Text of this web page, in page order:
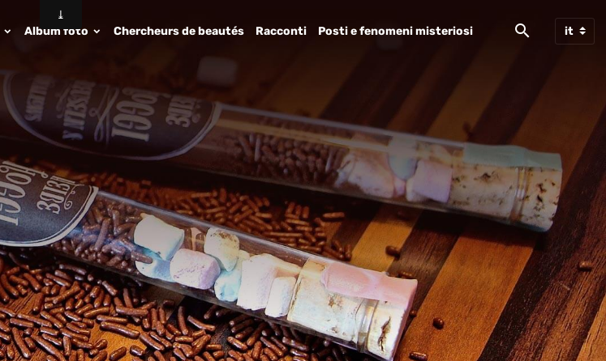
Album foto Chercheurs de beautés Racconti Posti e fenomeni misteriosi